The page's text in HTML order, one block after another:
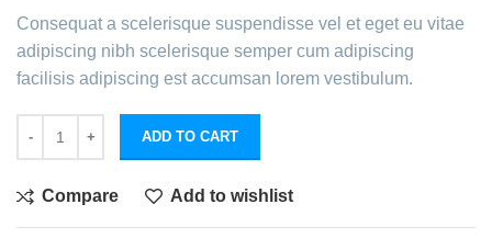
Consequat a scelerisque suspendisse vel et eget eu vitae
adipiscing nibh scelerisque semper cum adipiscing
facilisis adipiscing est accumsan lorem vestibulum.
ADD TO CART
Compare Add to wishlist